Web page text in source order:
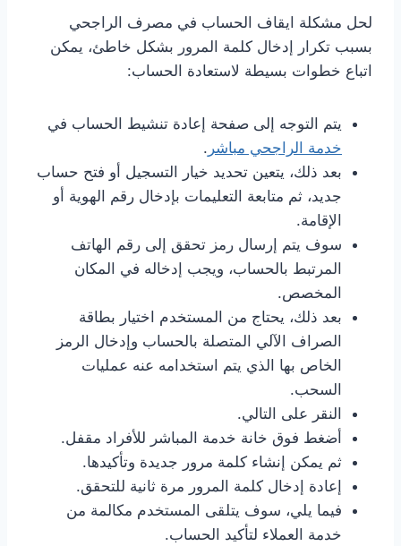
لحل مشكلة ايقاف الحساب في مصرف الراجحي
بسبب تكرار إدخال كلمة المرور بشكل خاطئ، يمكن
اتباع خطوات بسيطة لاستعادة الحساب:
يتم التوجه إلى صفحة إعادة تنشيط الحساب في
خدمة الراجحي مباشر .
بعد ذلك، يتعين تحديد خيار التسجيل أو فتح حساب
جديد، ثم متابعة التعليمات بإدخال رقم الهوية أو
الإقامة.
سوف يتم إرسال رمز تحقق إلى رقم الهاتف
المرتبط بالحساب، ويجب إدخاله في المكان
المخصص.
بعد ذلك، يحتاج من المستخدم اختيار بطاقة
الصراف الآلي المتصلة بالحساب وإدخال الرمز
الخاص بها الذي يتم استخدامه عنه عمليات
السحب.
النقر على التالي.
أضغط فوق خانة خدمة المباشر للأفراد مقفل.
ثم يمكن إنشاء كلمة مرور جديدة وتأكيدها.
إعادة إدخال كلمة المرور مرة ثانية للتحقق.
فيما يلي، سوف يتلقى المستخدم مكالمة من
خدمة العملاء لتأكيد الحساب.